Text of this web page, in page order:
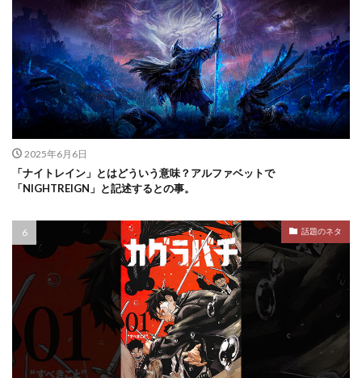
2025年6月6日
「ナイトレイン」とはどういう意味？アルファベットで
「NIGHTREIGN」と記述するとの事。
話題のネタ